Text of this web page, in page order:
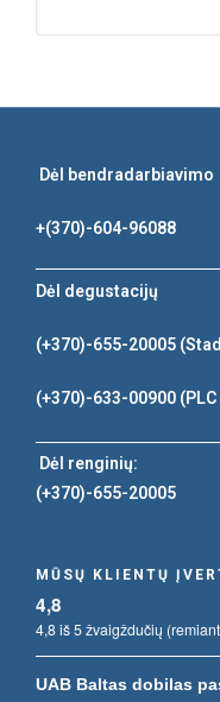
Dėl bendradarbiavimo
+(370)-604-96088
Dėl degustacijų
(+370)-655-20005
(+370)-633-00900
Dėl renginių:
(+370)-655-20005
MŪSŲ KLIENTŲ
4,8
4,8 iš 5 žvaigždučių
UAB Baltas dobilas